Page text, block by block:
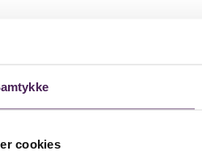
cookies